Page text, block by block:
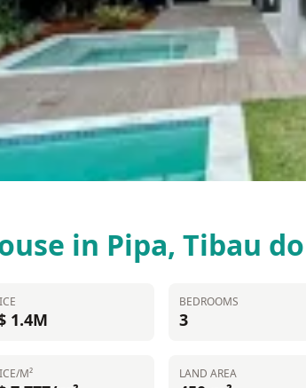
in Pipa, Tibau
1.4M
BEDROOMS
3
M² LAND AREA